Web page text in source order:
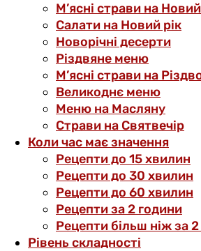
М’ясні страви на Новий
Салати на Новий рік
Новорічні десерти
Різдвяне меню
М’ясні страви на
Великоднє меню
Меню на Масляну
Страви на Святвечір
Коли час має значення
Рецепти до 15 хвилин
Рецепти до 30 хвилин
Рецепти до 60 хвилин
Рецепти за 2 години
Рецепти більш ніж за
Рівень складності